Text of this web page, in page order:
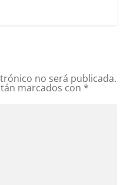
no será publicada.
marcados con *